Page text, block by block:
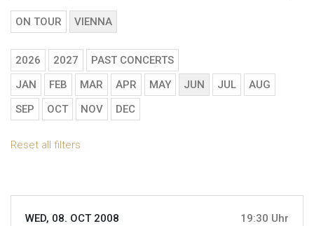
ON TOUR VIENNA
2026 2027
PAST CONCERTS
JAN
FEB MAR APR MAY JUN JUL
AUG
SEP
OCT NOV DEC
Reset all filters
WED, 08. OCT 2008 19:30 Uhr